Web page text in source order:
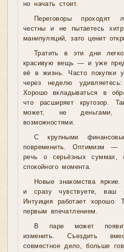
но начать стоит.
Переговоры проходят
честны и не пытаетесь
манипуляций, зато ценит
Тратить в эти дни
красивую вещь — и уже
её в жизнь. Часто покупки
через неделю
Хорошо вкладываться в
что расширяет кругозор.
может, не
возможностями.
С крупными
повременить. Оптимизм
речь о серьёзных суммах,
спокойного момента.
Новые знакомства
и сразу чувствуете, ваш
Интуиция работает хорошо.
первым впечатлением.
В паре может
изменить. Съездить
совместное дело, больше